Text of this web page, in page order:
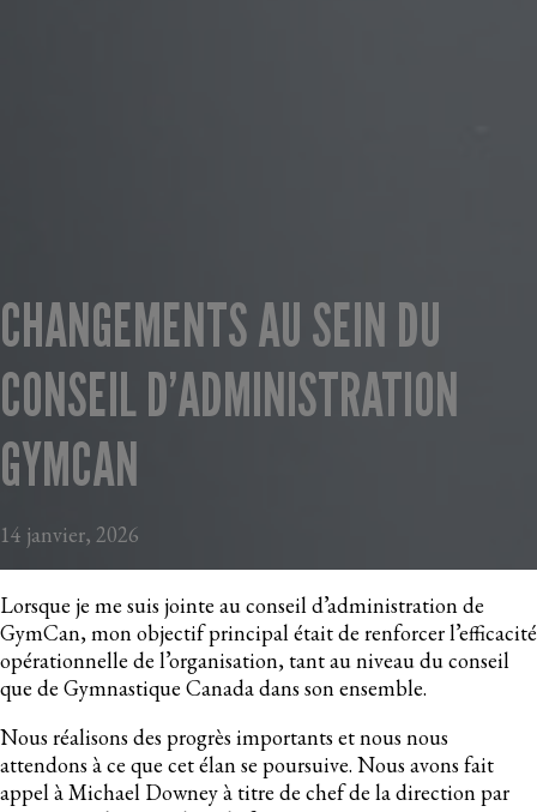
CHANGEMENTS AU SEIN DU
CONSEIL D’ADMINISTRATION
GYMCAN
14 janvier, 2026
Lorsque je me suis jointe au conseil d’administration de
GymCan, mon objectif principal était de renforcer l’efficacité
opérationnelle de l’organisation, tant au niveau du conseil
que de Gymnastique Canada dans son ensemble.
Nous réalisons des progrès importants et nous nous
attendons à ce que cet élan se poursuive. Nous avons fait
appel à Michael Downey à titre de chef de la direction par